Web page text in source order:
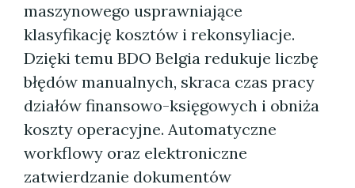
maszynowego usprawniające
klasyfikację kosztów i rekonsyliacje.
Dzięki temu BDO Belgia redukuje liczbę
błędów manualnych, skraca czas pracy
działów finansowo-księgowych i obniża
koszty operacyjne. Automatyczne
workflowy oraz elektroniczne
zatwierdzanie dokumentów